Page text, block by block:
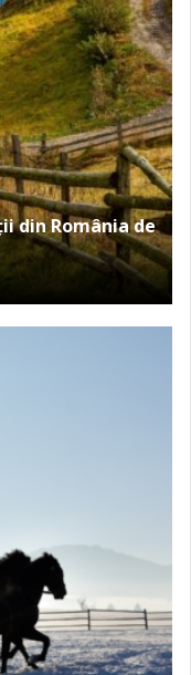
din România de